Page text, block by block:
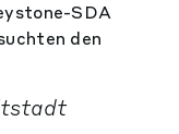
SDA
den